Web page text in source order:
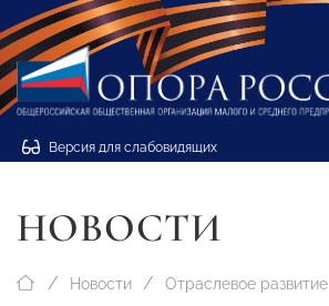
Версия для слабовидящих
НОВОСТИ
Новости Отраслевое развитие